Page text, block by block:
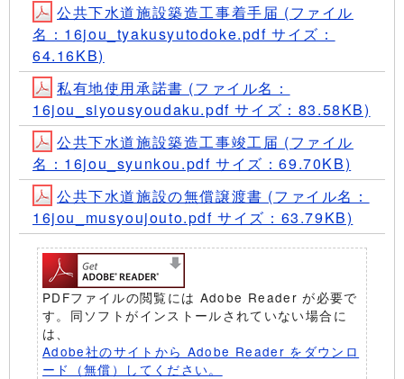
公共下水道施設築造工事着手届 (ファイル
名：16jou_tyakusyutodoke.pdf サイズ：
64.16KB)
私有地使用承諾書 (ファイル名：
16jou_siyousyoudaku.pdf サイズ：83.58KB)
公共下水道施設築造工事竣工届 (ファイル
名：16jou_syunkou.pdf サイズ：69.70KB)
公共下水道施設の無償譲渡書 (ファイル名：
16jou_musyoujouto.pdf サイズ：63.79KB)
PDFファイルの閲覧には Adobe Reader が必要で
す。同ソフトがインストールされていない場合に
は、
Adobe社のサイトから Adobe Reader をダウンロ
ード（無償）してください。